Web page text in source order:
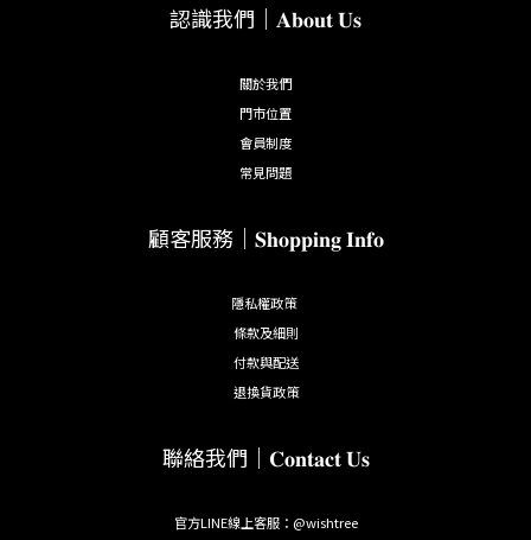
認識我們｜𝐀𝐛𝐨𝐮𝐭 𝐔𝐬
關於我們
門市位置
會員制度
常見問題
顧客服務｜𝐒𝐡𝐨𝐩𝐩𝐢𝐧𝐠 𝐈𝐧𝐟𝐨
隱私權政策
條款及細則
付款與配送
退換貨政策
聯絡我們｜𝐂𝐨𝐧𝐭𝐚𝐜𝐭 𝐔𝐬
官方LINE線上客服：@wishtree